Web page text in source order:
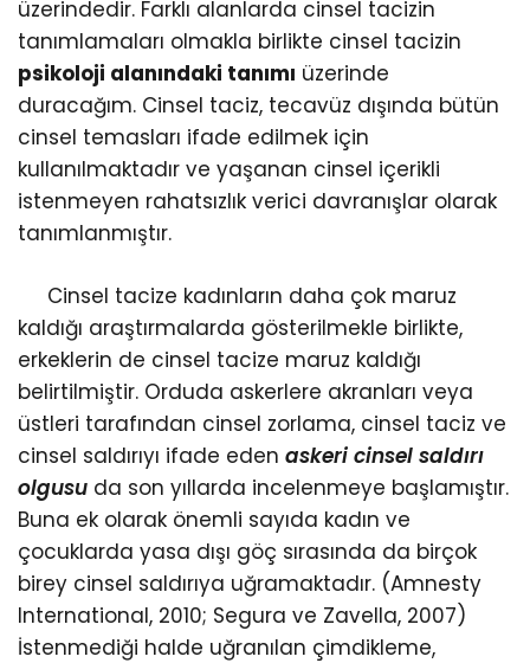
üzerindedir. Farklı alanlarda cinsel tacizin
tanımlamaları olmakla birlikte cinsel tacizin
psikoloji alanındaki tanımı üzerinde
duracağım. Cinsel taciz, tecavüz dışında bütün
cinsel temasları ifade edilmek için
kullanılmaktadır ve yaşanan cinsel içerikli
istenmeyen rahatsızlık verici davranışlar olarak
tanımlanmıştır.
Cinsel tacize kadınların daha çok maruz
kaldığı araştırmalarda gösterilmekle birlikte,
erkeklerin de cinsel tacize maruz kaldığı
belirtilmiştir. Orduda askerlere akranları veya
üstleri tarafından cinsel zorlama, cinsel taciz ve
cinsel saldırıyı ifade eden askeri cinsel saldırı
olgusu da son yıllarda incelenmeye başlamıştır.
Buna ek olarak önemli sayıda kadın ve
çocuklarda yasa dışı göç sırasında da birçok
birey cinsel saldırıya uğramaktadır. (Amnesty
International, 2010; Segura ve Zavella, 2007)
İstenmediği halde uğranılan çimdikleme,